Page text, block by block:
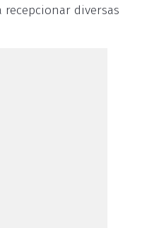
diversas